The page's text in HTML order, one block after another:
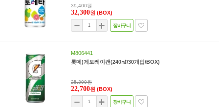
39,400원
32,300원 (BOX)
장바구니
M806441
롯데)게토레이캔(240㎖/30개입/BOX)
25,300원
22,700원 (BOX)
장바구니